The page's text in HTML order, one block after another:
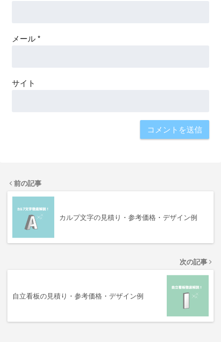
メール*
サイト
前の記事
カルプ文字の見積り・参考価格・デザイン例
次の記事
自立看板の見積り・参考価格・デザイン例